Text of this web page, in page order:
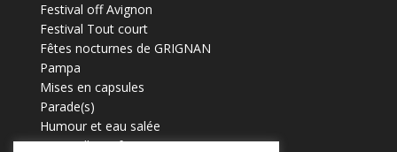
Festival off Avignon
Festival Tout court
Fêtes nocturnes de GRIGNAN
Pampa
Mises en capsules
Parade(s)
Humour et eau salée
Marmaille en fugues